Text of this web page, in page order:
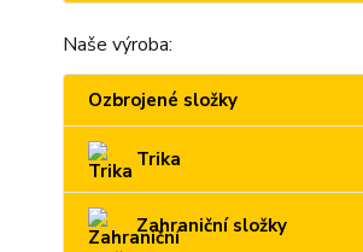
Naše výroba:
Ozbrojené složky
Trika
Zahraniční složky